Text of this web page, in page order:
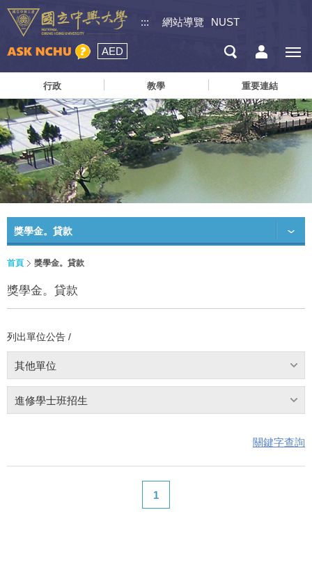
::: 網站導覽 NUST
AED
行政 教學 重要連結
獎學金。貸款
首頁 獎學金。貸款
獎學金。貸款
列出單位公告 /
其他單位
進修學士班招生
關鍵字查詢
1